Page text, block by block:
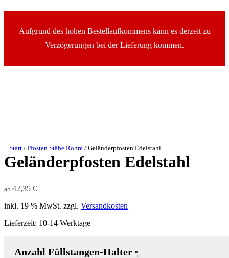
Aufgrund des hohen Bestellaufkommens kann es derzeit zu
Verzögerungen bei der Lieferung kommen.
Start / Pfosten Stäbe Rohre / Geländerpfosten Edelstahl
Geländerpfosten Edelstahl
ab 42,35 €
inkl. 19 % MwSt. zzgl. Versandkosten
Lieferzeit: 10-14 Werktage
Anzahl Füllstangen-Halter *